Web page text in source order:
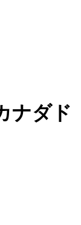
ナダド